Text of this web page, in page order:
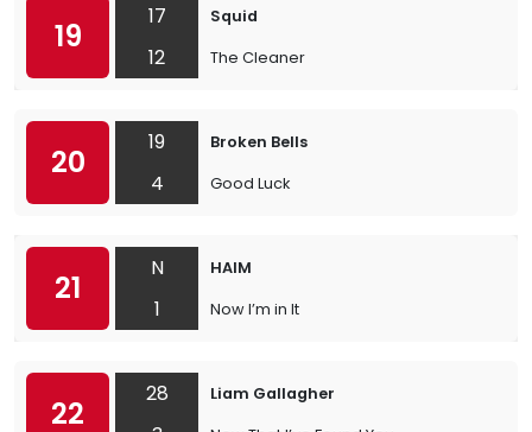
19
17
12
Squid
The Cleaner
20
19
4
Broken Bells
Good Luck
21
N
1
HAIM
Now I’m in It
22
28
Liam Gallagher